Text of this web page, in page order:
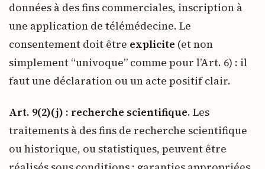
données à des fins commerciales, inscription à
une application de télémédecine. Le
consentement doit être explicite (et non
simplement “univoque” comme pour l’Art. 6) : il
faut une déclaration ou un acte positif clair.
Art. 9(2)(j) : recherche scientifique. Les
traitements à des fins de recherche scientifique
ou historique, ou statistiques, peuvent être